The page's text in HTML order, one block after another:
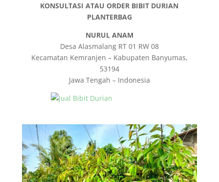
KONSULTASI ATAU ORDER BIBIT DURIAN
PLANTERBAG
NURUL ANAM
Desa Alasmalang RT 01 RW 08
Kecamatan Kemranjen – Kabupaten Banyumas,
53194
Jawa Tengah – Indonesia